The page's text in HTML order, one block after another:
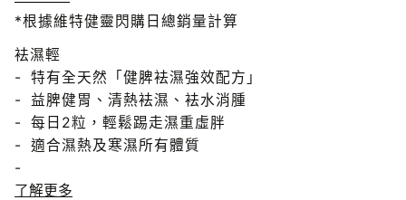
*根據維特健靈閃購日總銷量計算
袪濕輕
- 特有全天然「健脾袪濕強效配方」
- 益脾健胃、清熱袪濕、袪水消腫
- 每日2粒，輕鬆踢走濕重虛胖
- 適合濕熱及寒濕所有體質
-
了解更多